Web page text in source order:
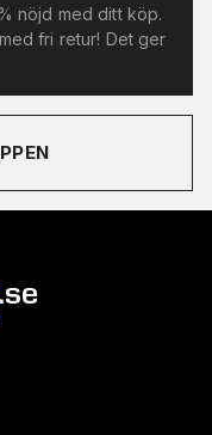
nöjd med ditt köp.
fri retur! Det ger